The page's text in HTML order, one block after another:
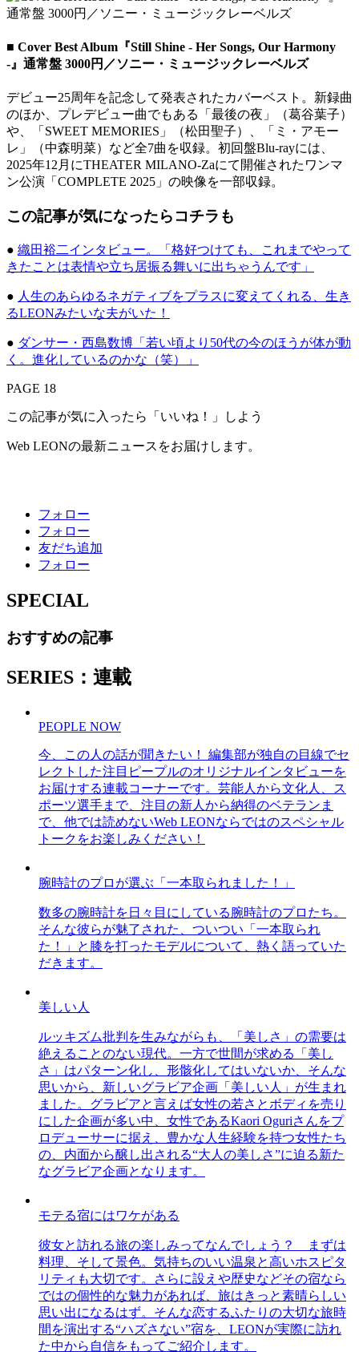
■ Cover Best Album『Still Shine - Her Songs, Our Harmony
-』通常盤 3000円／ソニー・ミュージックレーベルズ
デビュー25周年を記念して発表されたカバーベスト。新録曲
のほか、プレデビュー曲でもある「最後の夜」（葛谷葉子）
や、「SWEET MEMORIES」（松田聖子）、「ミ・アモー
レ」（中森明菜）など全7曲を収録。初回盤Blu-rayには、
2025年12月にTHEATER MILANO-Zaにて開催されたワンマ
ン公演「COMPLETE 2025」の映像を一部収録。
この記事が気になったらコチラも
● 織田裕二インタビュー。「格好つけても、これまでやって
きたことは表情や立ち居振る舞いに出ちゃうんです」
● 人生のあらゆるネガティブをプラスに変えてくれる、生き
るLEONみたいな夫がいた！
● ダンサー・西島数博「若い頃より50代の今のほうが体が動
く。進化しているのかな（笑）」
PAGE 18
この記事が気に入ったら「いいね！」しよう
Web LEONの最新ニュースをお届けします。
フォロー
フォロー
友だち追加
フォロー
SPECIAL
おすすめの記事
SERIES：連載
PEOPLE NOW
今、この人の話が聞きたい！ 編集部が独自の目線でセ
レクトした注目ピープルのオリジナルインタビューを
お届けする連載コーナーです。芸能人から文化人、ス
ポーツ選手まで、注目の新人から納得のベテランま
で、他では読めないWeb LEONならではのスペシャル
トークをお楽しみください！
腕時計のプロが選ぶ「一本取られました！」
数多の腕時計を日々目にしている腕時計のプロたち。
そんな彼らが魅了された、ついつい「一本取られ
た！」と膝を打ったモデルについて、熱く語っていた
だきます。
美しい人
ルッキズム批判を生みながらも、「美しさ」の需要は
絶えることのない現代。一方で世間が求める「美し
さ」はパターン化し、形骸化してはいないか、そんな
思いから、新しいグラビア企画「美しい人」が生まれ
ました。グラビアと言えば女性の若さとボディを売り
にした企画が多い中、女性であるKaori Oguriさんをプ
ロデューサーに据え、豊かな人生経験を持つ女性たち
の、内面から醸し出される“大人の美しさ”に迫る新た
なグラビア企画となります。
モテる宿にはワケがある
彼女と訪れる旅の楽しみってなんでしょう？ まずは
料理、そして景色。気持ちのいい温泉と高いホスピタ
リティも大切です。さらに設えや歴史などその宿なら
ではの個性的な魅力があれば、旅はきっと素晴らしい
思い出になるはず。そんな恋するふたりの大切な旅時
間を演出する“ハズさない”宿を、LEONが実際に訪れ
た中から自信をもってご紹介します。